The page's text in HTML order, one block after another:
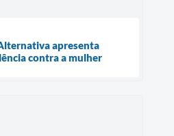
apresenta
contra a mulher